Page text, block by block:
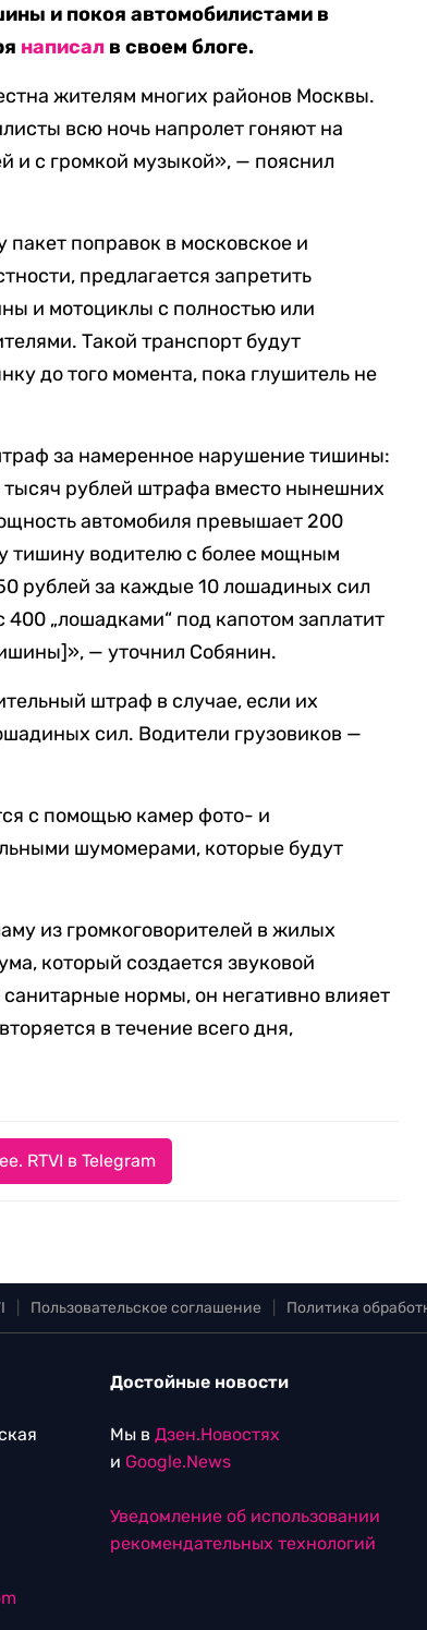
и покоя автомобилистами в
написал в своем блоге.
жителям многих районов Москвы.
всю ночь напролет гоняют на
и с громкой музыкой», — пояснил
поправок в московское и
предлагается запретить
и мотоциклы с полностью или
Такой транспорт будут
до того момента, пока глушитель не
за намеренное нарушение тишины:
рублей штрафа вместо нынешних
автомобиля превышает 200
тишину водителю с более мощным
рублей за каждые 10 лошадиных сил
„лошадками“ под капотом заплатит
— уточнил Собянин.
штраф в случае, если их
сил. Водители грузовиков —
с помощью камер фото- и
шумомерами, которые будут
из громкоговорителей в жилых
который создается звуковой
нормы, он негативно влияет
в течение всего дня,
RTVI в Telegram
Пользовательское соглашение Политика
Достойные новости
Мы в Дзен.Новостях
и Google.News
Уведомление об использовании
рекомендательных технологий